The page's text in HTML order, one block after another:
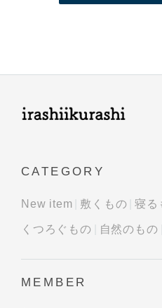
CATEGORY
New item 敷くもの 寝る
くつろぐもの 自然のもの
MEMBER